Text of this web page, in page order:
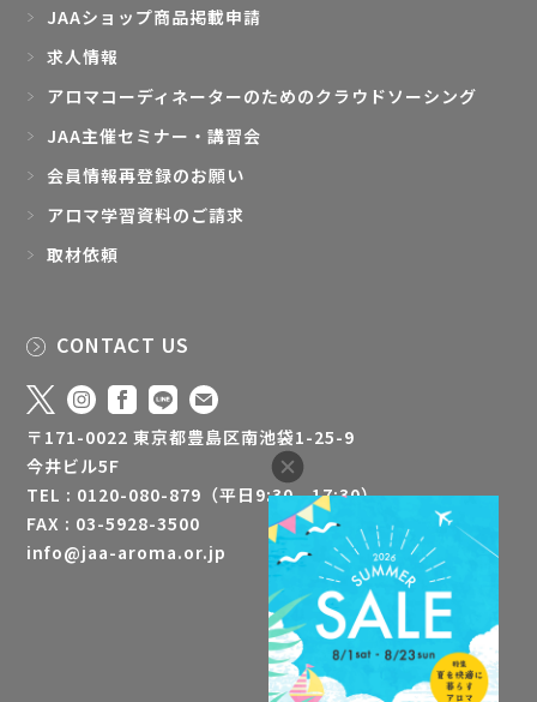
JAAショップ商品掲載申請
求人情報
アロマコーディネーターのためのクラウドソーシング
JAA主催セミナー・講習会
会員情報再登録のお願い
アロマ学習資料のご請求
取材依頼
CONTACT US
〒171-0022 東京都豊島区南池袋1-25-9
今井ビル5F
TEL : 0120-080-879（平日9:30 - 17:30）
FAX : 03-5928-3500
info@jaa-aroma.or.jp